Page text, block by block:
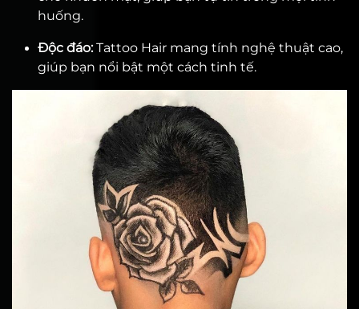
huống.
Độc đáo:Tattoo Hair mang tính nghệ thuật cao,
giúp bạn nổi bật một cách tinh tế.